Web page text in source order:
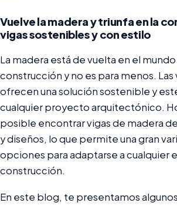
Vuelve la madera y triunfa en la
vigas sostenibles y con estilo
La madera está de vuelta en el mundo
construcción y no es para menos. Las
ofrecen una solución sostenible y
cualquier proyecto arquitectónico.
posible encontrar vigas de madera
y diseños, lo que permite una gran
opciones para adaptarse a cualquier
construcción.
En este blog, te presentamos